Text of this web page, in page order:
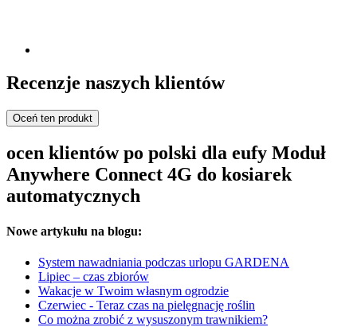
Recenzje naszych klientów
Oceń ten produkt
ocen klientów po polski dla eufy Moduł
Anywhere Connect 4G do kosiarek
automatycznych
Nowe artykułu na blogu:
System nawadniania podczas urlopu GARDENA
Lipiec – czas zbiorów
Wakacje w Twoim własnym ogrodzie
Czerwiec - Teraz czas na pielęgnację roślin
Co można zrobić z wysuszonym trawnikiem?